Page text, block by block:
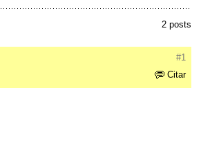
2 posts
#1
Citar